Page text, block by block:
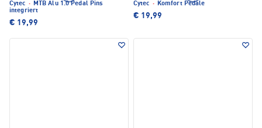
Cytec · MTB Alu 1.0 Pedal Pins
integriert
€ 19,99
Cytec · Komfort Pedale
€ 19,99